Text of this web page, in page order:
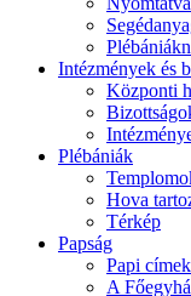
Intézmények és
Központi
Plébániák
Hova
Térkép
Papság
Papi
A